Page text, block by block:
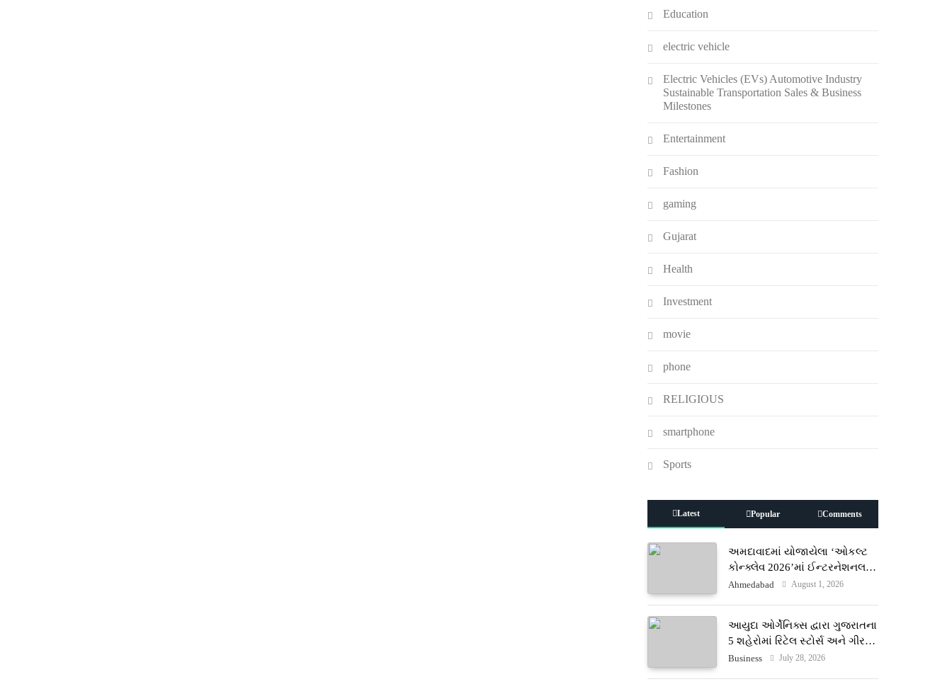
Education
electric vehicle
Electric Vehicles (EVs) Automotive Industry
Sustainable Transportation Sales & Business
Milestones
Entertainment
Fashion
gaming
Gujarat
Health
Investment
movie
phone
RELIGIOUS
smartphone
Sports
Latest Popular Comments
અમદાવાદમાં યોજાયેલા ‘ઓકલ્ટ
કોન્ક્લેવ 2026’માં ઈન્ટરનેશનલ
ટેરોટ રીડર પુનિતજી લુલ્લા એ ટેરોટ
Ahmedabad August 1, 2026
આયુદા ઓર્ગેનિક્સ દ્વારા ગુજરાતના
5 શહેરોમાં રિટેલ સ્ટોર્સ અને ગીર
ગાયના વૈદિક વલોણા ઘી-દૂધની શુદ્ધ
Business July 28, 2026